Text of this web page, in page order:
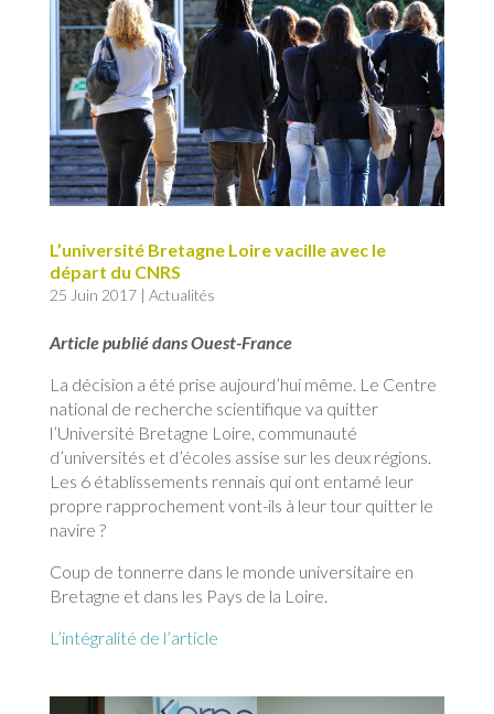
L’université Bretagne Loire vacille avec le
départ du CNRS
25 Juin 2017| Actualités
Article publié dans Ouest-France
La décision a été prise aujourd’hui même. Le Centre
national de recherche scientifique va quitter
l’Université Bretagne Loire, communauté
d’universités et d’écoles assise sur les deux régions.
Les 6 établissements rennais qui ont entamé leur
propre rapprochement vont-ils à leur tour quitter le
navire ?
Coup de tonnerre dans le monde universitaire en
Bretagne et dans les Pays de la Loire.
L’intégralité de l’article